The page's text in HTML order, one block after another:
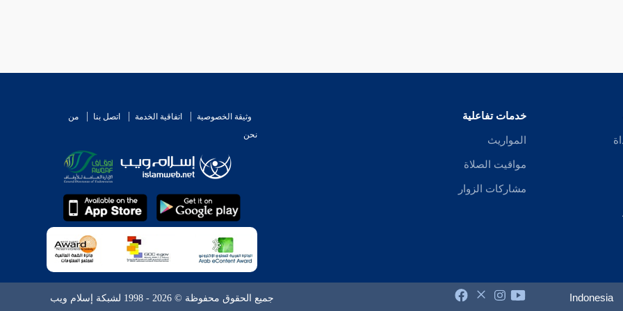
خدمات تفاعلية
المواريث
مواقيت الصلاة
مشاركات الزوار
وثيقة الخصوصية اتفاقية الخدمة اتصل بنا
من
نحن
Indonesia جميع الحقوق محفوظة © 2026 - 1998 لشبكة إسلام ويب